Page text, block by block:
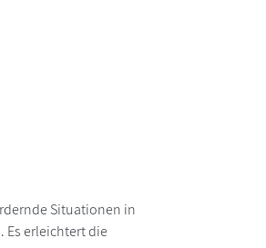
Situationen in
Es erleichtert die